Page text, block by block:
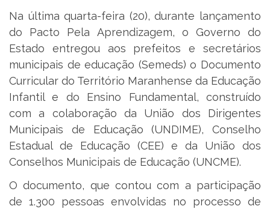
Na última quarta-feira (20), durante lançamento
do Pacto Pela Aprendizagem, o Governo do
Estado entregou aos prefeitos e secretários
municipais de educação (Semeds) o Documento
Curricular do Território Maranhense da Educação
Infantil e do Ensino Fundamental, construído
com a colaboração da União dos Dirigentes
Municipais de Educação (UNDIME), Conselho
Estadual de Educação (CEE) e da União dos
Conselhos Municipais de Educação (UNCME).
O documento, que contou com a participação
de 1.300 pessoas envolvidas no processo de